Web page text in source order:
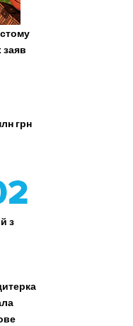
заяв
грн
з